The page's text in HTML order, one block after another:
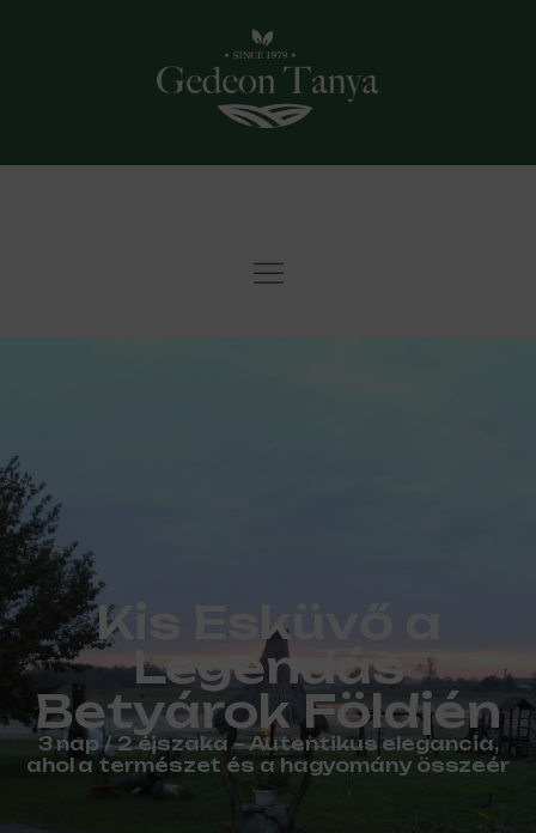
Kis Esküvő a
Legendás
Betyárok Földjén
3 nap / 2 éjszaka – Autentikus elegancia,
ahol a természet és a hagyomány összeér